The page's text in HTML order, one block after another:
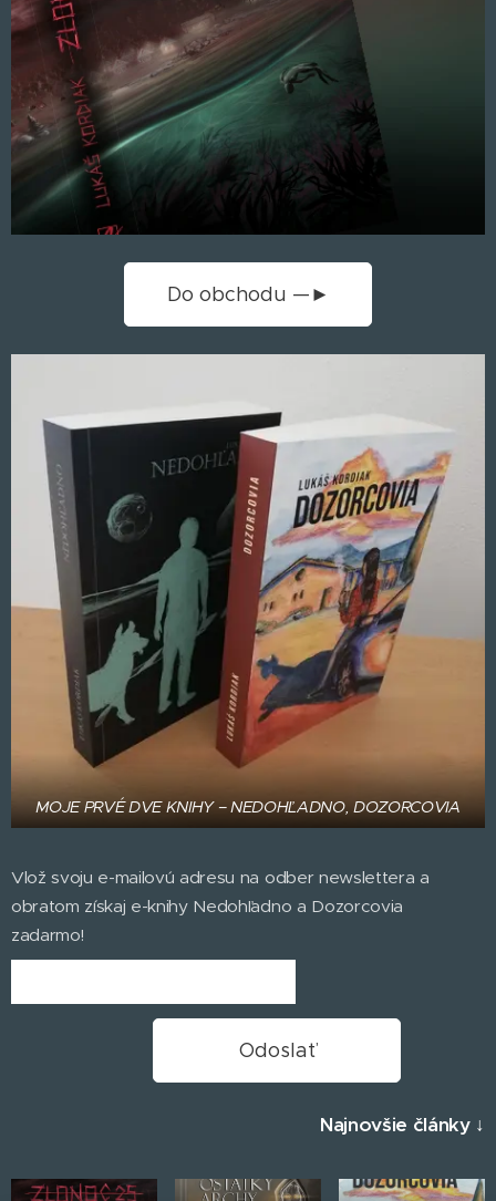
Do obchodu —►
MOJE PRVÉ DVE KNIHY – NEDOHĽADNO, DOZORCOVIA
Vlož svoju e-mailovú adresu na odber newslettera a
obratom získaj e-knihy Nedohľadno a Dozorcovia
zadarmo!
Odoslať
Najnovšie články ↓